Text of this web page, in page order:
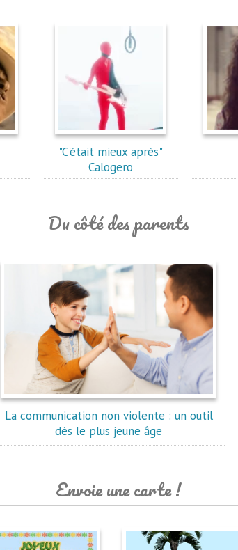
"C'était mieux après"
Calogero
Du côté des parents
La communication non violente : un outil
dès le plus jeune âge
Envoie une carte !